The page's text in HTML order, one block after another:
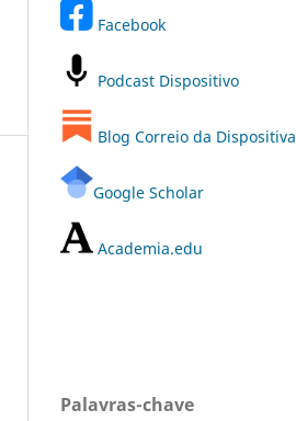
Facebook
Podcast Dispositivo
Blog Correio da Dispositiva
Google Scholar
Academia.edu
Palavras-chave